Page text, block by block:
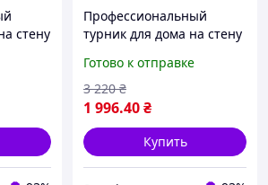
стену
Профессиональный
турник для дома на стену
домашний, настенный
Готово к отправке
1 996.40₴
3 220 ₴
Купить